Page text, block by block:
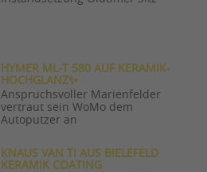
HYMER ML-T 580 AUF KERAMIK-
HOCHGLANZ✨
Anspruchsvoller Marienfelder
vertraut sein WoMo dem
Autoputzer an
KNAUS VAN TI AUS BIELEFELD
KERAMIK COATING